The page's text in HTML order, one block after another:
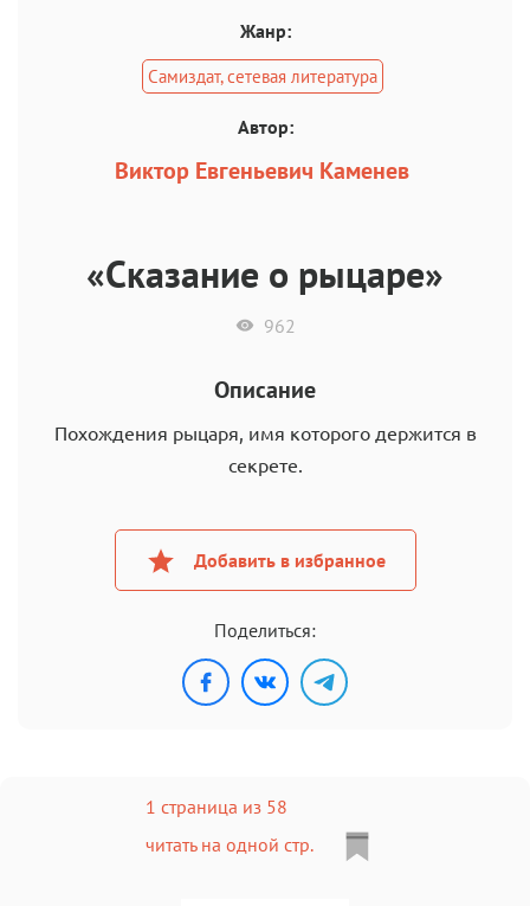
Жанр:
Самиздат, сетевая литература
Автор:
Виктор Евгеньевич Каменев
«Сказание о рыцаре»
962
Описание
Похождения рыцаря, имя которого держится в
секрете.
Добавить в избранное
Поделиться:
1 страница из 58
читать на одной стр.